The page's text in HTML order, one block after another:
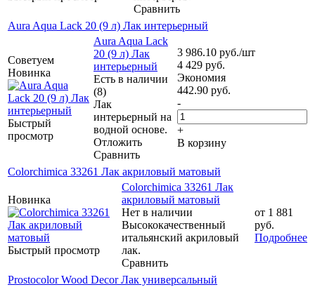
Сравнить
Aura Aqua Lack 20 (9 л) Лак интерьерный
Советуем
Новинка
Быстрый
просмотр
Aura Aqua Lack
20 (9 л) Лак
интерьерный
Есть в наличии
(8)
Лак
интерьерный на
водной основе.
Отложить
Сравнить
3 986.10 руб./шт
4 429 руб.
Экономия
442.90 руб.
-
+
В корзину
Colorchimica 33261 Лак акриловый матовый
Новинка
Быстрый просмотр
Colorchimica 33261 Лак
акриловый матовый
Нет в наличии
Высококачественный
итальянский акриловый
лак.
Сравнить
от 1 881
руб.
Подробнее
Prostocolor Wood Decor Лак универсальный